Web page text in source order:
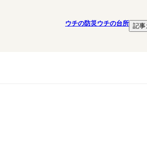
ウチの防災ウチの台所 記事